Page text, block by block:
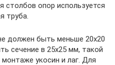
столбов опор используется
труба.
должен быть меньше 20х20
сечение в 25х25 мм, такой
укосин и лаг. Для